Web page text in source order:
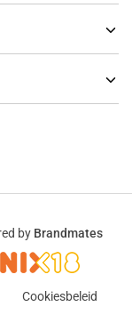
by Brandmates
Cookiesbeleid